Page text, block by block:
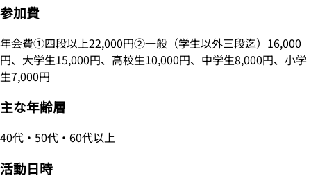
参加費
年会費①四段以上22,000円②一般（学生以外三段迄）16,000
円、大学生15,000円、高校生10,000円、中学生8,000円、小学
生7,000円
主な年齢層
40代・50代・60代以上
活動日時